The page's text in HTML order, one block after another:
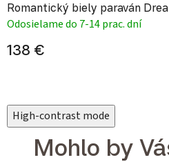
Romantický biely paraván
Odosielame do 7-14 prac. dní
138 €
High-contrast mode
Mohlo by